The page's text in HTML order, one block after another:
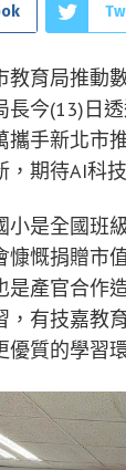
教育局推動
長今(13)日
攜手新北市
，期待AI科
小是全國班
慷慨捐贈市
是產官合作
，有技嘉教
質的學習